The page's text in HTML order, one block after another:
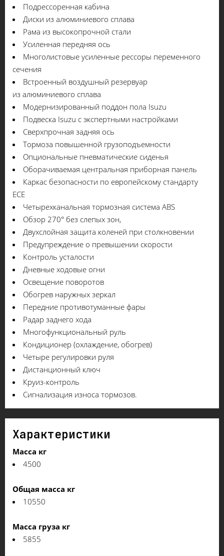
Подрессоренная кабина
Диски из алюминиевого сплава
Рама из высокопрочной стали
Усиленная передняя ось
Многолистовые усиленные рессоры переменного
сечения
Встроенный воздушный резервуар
из алюминиевого сплава
Модернизированный поддон пола Isuzu
Подвеска Isuzu с экспертными настройками
Сверхпрочная задняя ось
Тормоза повышенной грузоподъемности
Опциональные пневматические сиденья
Оборачиваемая центральная приборная панель
Каркас безопасности по европейскому стандарту
ECE
Четырехканальная тормозная система ABS
Обзор 270° без слепых зон,
Двухслойная защита коленей при столкновении
Предупреждение о превышении скорости
Контроль усталости
Дневные ходовые огни
Освещение поворотов
Обогрев наружных зеркал
Передние противотуманные фары
Радар заднего хода
Многофункциональный руль
Кондиционер (охлаждение, обогрев)
Четыре регулировки руля
Дистанционный ключ
Круиз-контроль
Сигнализация износа тормозов.
Характеристики
Масса кг
4500
Общая масса кг
10550
Масса груза кг
5855